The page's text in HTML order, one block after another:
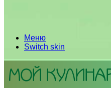
Меню
Switch skin